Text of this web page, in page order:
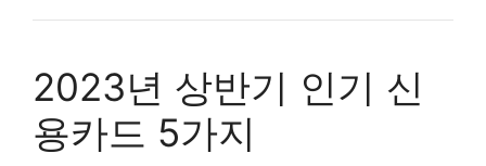
2023년 상반기 인기 신
용카드 5가지